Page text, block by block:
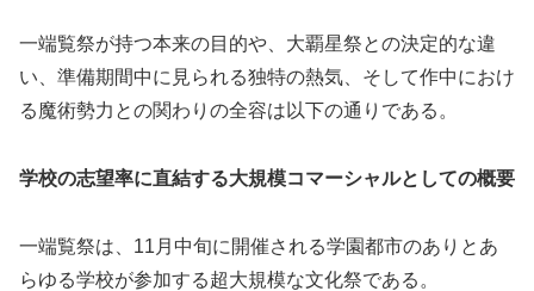
一端覧祭が持つ本来の目的や、大覇星祭との決定的な違
い、準備期間中に見られる独特の熱気、そして作中におけ
る魔術勢力との関わりの全容は以下の通りである。
学校の志望率に直結する大規模コマーシャルとしての概要
一端覧祭は、11月中旬に開催される学園都市のありとあ
らゆる学校が参加する超大規模な文化祭である。